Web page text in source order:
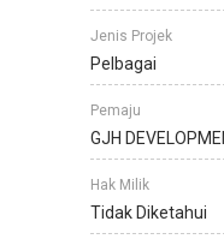
Jenis Projek
Pelbagai
Pemaju
GJH
Hak Milik
Tidak Diketahui